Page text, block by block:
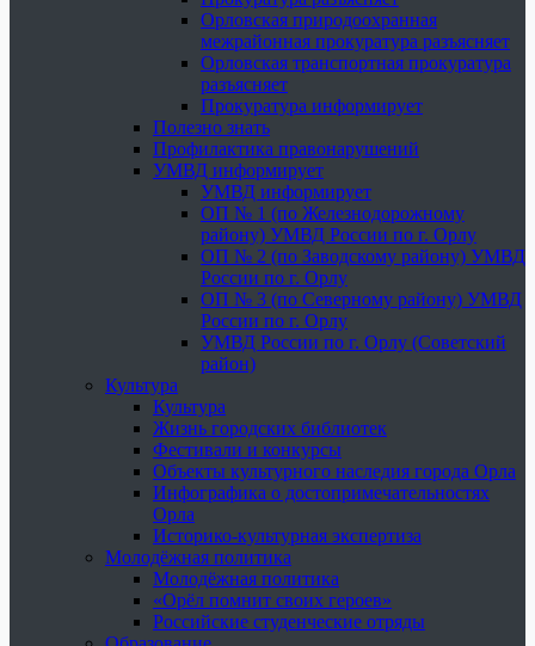
Орловская природоохранная
межрайонная прокуратура разъясняет
Орловская транспортная прокуратура
разъясняет
Прокуратура информирует
Полезно знать
Профилактика правонарушений
УМВД информирует
УМВД информирует
ОП № 1 (по Железнодорожному
району) УМВД России по г. Орлу
ОП № 2 (по Заводскому району) УМВД
России по г. Орлу
ОП № 3 (по Северному району) УМВД
России по г. Орлу
УМВД России по г. Орлу (Советский
район)
Культура
Культура
Жизнь городских библиотек
Фестивали и конкурсы
Объекты культурного наследия города Орла
Инфографика о достопримечательностях
Орла
Историко-культурная экспертиза
Молодёжная политика
Молодёжная политика
«Орёл помнит своих героев»
Российские студенческие отряды